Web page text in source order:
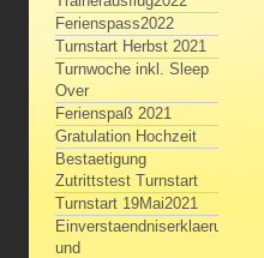
Ferienspass2022
Turnstart Herbst 2021
Turnwoche inkl. Sleep
Over
Ferienspaß 2021
Gratulation Hochzeit
Bestaetigung
Zutrittstest Turnstart
Turnstart 19Mai2021
Einverstaendniserklaerung
und